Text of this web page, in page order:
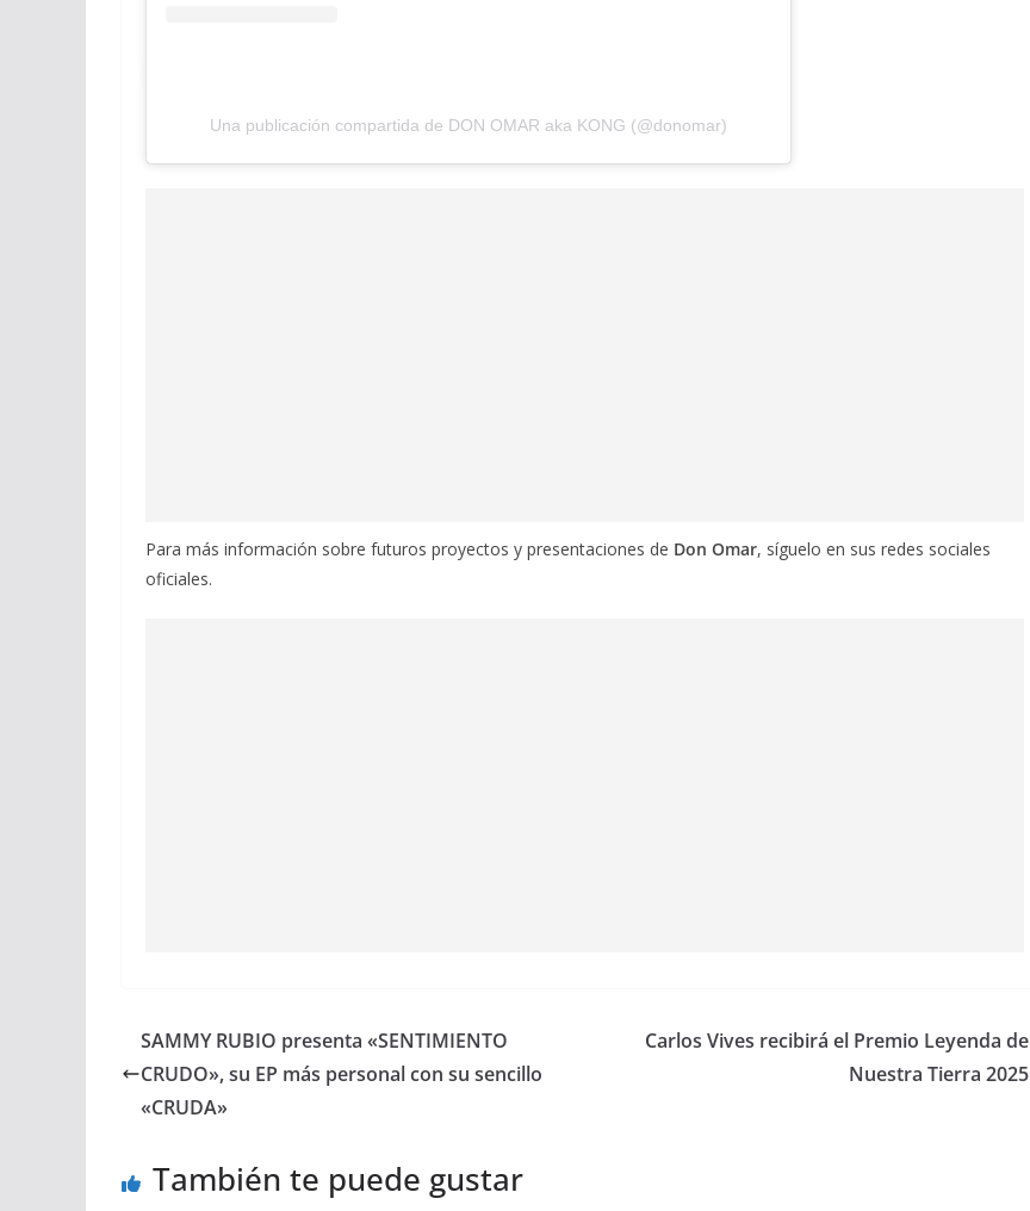
Una publicación compartida de DON OMAR aka KONG (@donomar)
Para más información sobre futuros proyectos y presentaciones de Don Omar, síguelo en sus redes sociales
oficiales.
SAMMY RUBIO presenta «SENTIMIENTO
CRUDO», su EP más personal con su sencillo
«CRUDA»
Carlos Vives recibirá el Premio Leyenda de
Nuestra Tierra 2025
También te puede gustar